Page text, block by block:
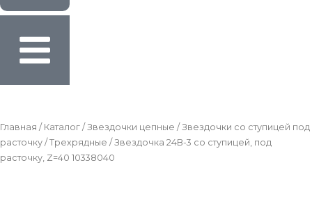
Главная / Каталог / Звездочки цепные / Звездочки со ступицей под
расточку / Трехрядные / Звездочка 24B-3 со ступицей, под
расточку, Z=40 10338040